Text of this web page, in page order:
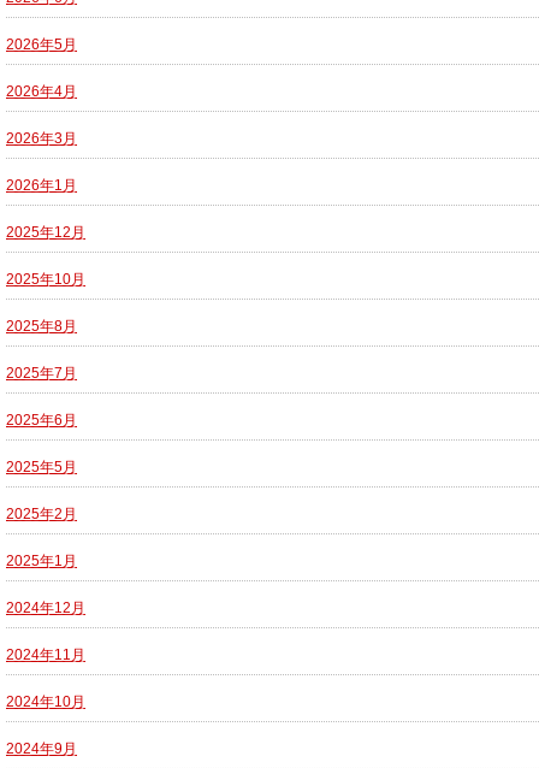
2026年5月
2026年4月
2026年3月
2026年1月
2025年12月
2025年10月
2025年8月
2025年7月
2025年6月
2025年5月
2025年2月
2025年1月
2024年12月
2024年11月
2024年10月
2024年9月